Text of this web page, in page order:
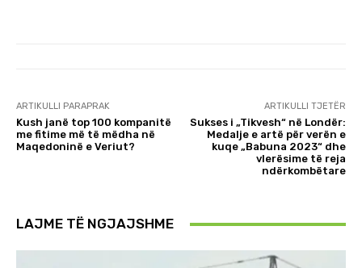
ARTIKULLI PARAPRAK
Kush janë top 100 kompanitë
me fitime më të mëdha në
Maqedoninë e Veriut?
ARTIKULLI TJETËR
Sukses i „Tikvesh“ në Londër:
Medalje e artë për verën e
kuqe „Babuna 2023“ dhe
vlerësime të reja
ndërkombëtare
LAJME TË NGJAJSHME